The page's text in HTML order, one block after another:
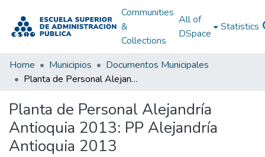
Communities
&
Collections
All of
DSpace
Statistics
Home Municipios
Documentos Municipales
Planta de Personal Alejandría Antioquia 2013: PP Alejandría Antioquia 2013
Planta de Personal Alejandría
Antioquia 2013: PP Alejandría
Antioquia 2013